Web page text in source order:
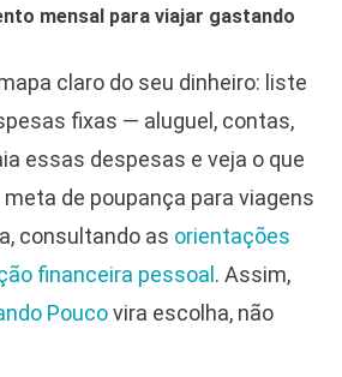
mensal para viajar gastando
claro do seu dinheiro: liste
fixas — aluguel, contas,
essas despesas e veja o que
de poupança para viagens
consultando as orientações
financeira pessoal . Assim,
Poucovira escolha, não